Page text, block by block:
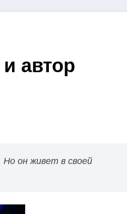
автор
он живет в своей